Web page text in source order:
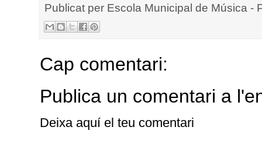
Publicat per Escola Municipal de Música -
Cap comentari:
Publica un comentari a
Deixa aquí el teu comentari